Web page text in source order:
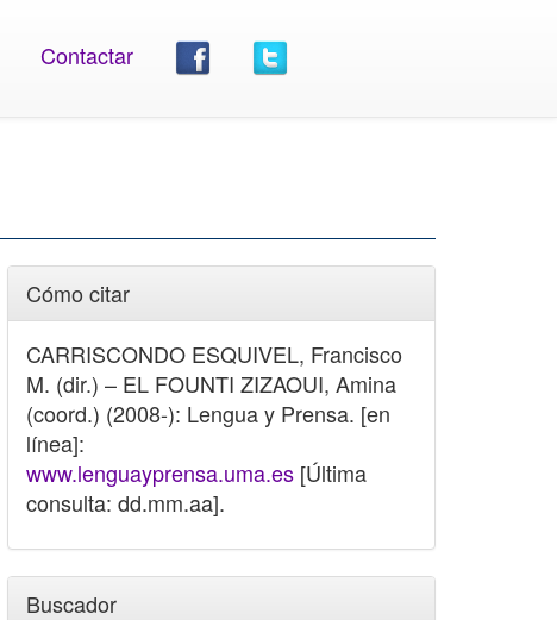
Contactar
Cómo citar
CARRISCONDO ESQUIVEL, Francisco
M. (dir.) – EL FOUNTI ZIZAOUI, Amina
(coord.) (2008-): Lengua y Prensa. [en
línea]:
www.lenguayprensa.uma.es [Última
consulta: dd.mm.aa].
Buscador